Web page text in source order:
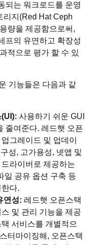
되는 워크로드를 운영
리지(Red Hat Ceph
량을 제공함으로써,
프의 유연하고 확장성
적으로 평가 할 수 있
기능들은 다음과 같
사용하기 쉬운 GUI
줄여준다. 레드햇 오픈
그레이드 및 업데이
성, 고가용성, 넷앱 및
라이버로 제공하는
일 공유 옵션 구축 등
다.
연성: 레드햇 오픈스택
및 관리 기능을 제공
서비스를 개별적으
터마이징해, 오픈스택